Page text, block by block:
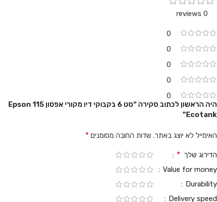
0 reviews
0
0
0
0
0
היה הראשון לכתוב סקירה “סט 6 בקבוקי דיו מקורי אפסון 115 Epson
Ecotank”
האימייל לא יוצג באתר. שדות החובה מסומנים *
הדירוג שלך *
Value for money
Durability
Delivery speed